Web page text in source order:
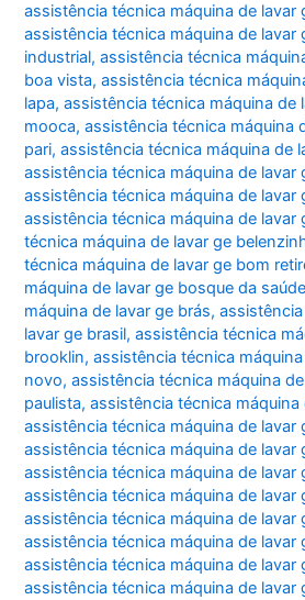
assistência técnica máquina de lavar
assistência técnica máquina de lavar
industrial,assistência técnica
boa vista,assistência técnica
lapa,assistência técnica máquina de
mooca,assistência técnica máquina
pari,assistência técnica máquina de
assistência técnica máquina de lavar
assistência técnica máquina de lavar
assistência técnica máquina de lavar
técnica máquina de lavar ge
técnica máquina de lavar ge bom
máquina de lavar ge bosque da saúde
máquina de lavar ge brás,
lavar ge brasil,assistência técnica
brooklin,assistência técnica
novo,assistência técnica máquina
paulista,assistência técnica máquina
assistência técnica máquina de lavar
assistência técnica máquina de lavar
assistência técnica máquina de lavar
assistência técnica máquina de lavar
assistência técnica máquina de lavar
assistência técnica máquina de lavar
assistência técnica máquina de lavar
assistência técnica máquina de lavar